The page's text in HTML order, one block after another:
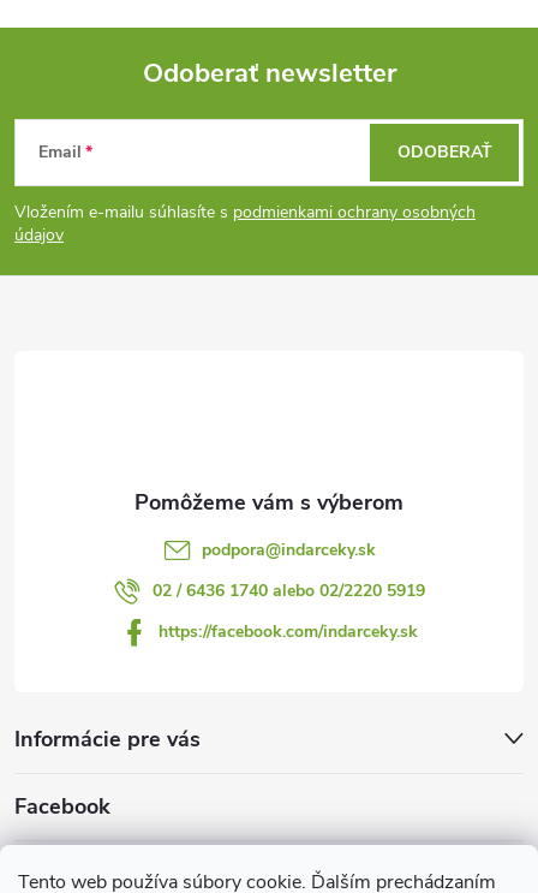
Tento web používa súbory cookie. Ďalším prechádzaním
Z
á
p
Odoberať newsletter
Email
Vložením e-mailu súhlasíte s podmienkami ochrany osobných
údajov
ODOBERAŤ
podpora@indarceky.sk
02 / 6436 1740 alebo 02/2220 5919
https://facebook.com/indarceky.sk
Informácie pre vás
Facebook
Prijímame online platby